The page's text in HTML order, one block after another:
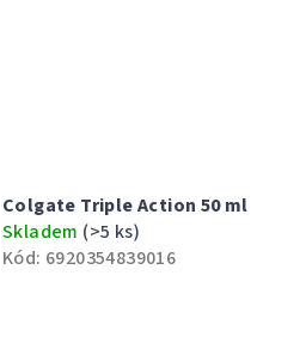
Colgate Triple Action 50 ml
Skladem (>5 ks)
Kód: 6920354839016